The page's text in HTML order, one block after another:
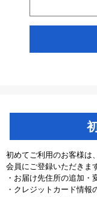
初めてご利用のお客様は
会員にご登録いただきま
・お届け先住所の追加・
・クレジットカード情報